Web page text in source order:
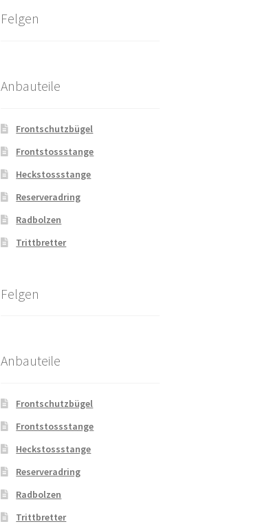
Felgen
Anbauteile
Frontschutzbügel
Frontstossstange
Heckstossstange
Reserveradring
Radbolzen
Trittbretter
Felgen
Anbauteile
Frontschutzbügel
Frontstossstange
Heckstossstange
Reserveradring
Radbolzen
Trittbretter